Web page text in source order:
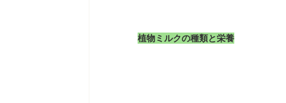
植物ミルクの種類と栄養